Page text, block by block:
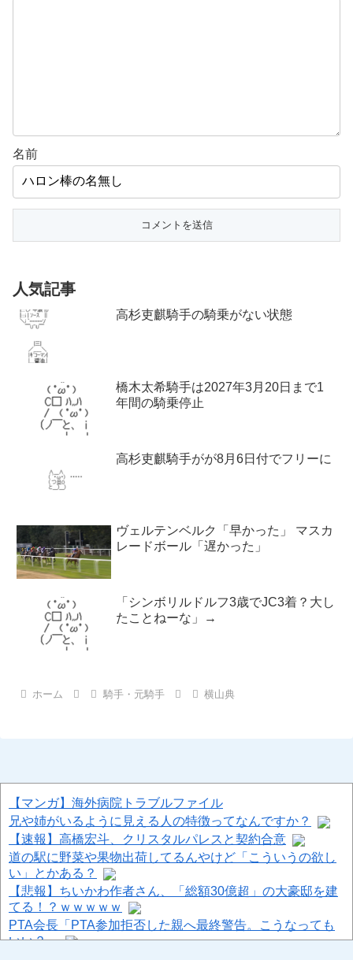
名前
人気記事
高杉吏麒騎手の騎乗がない状態
橋木太希騎手は2027年3月20日まで1
年間の騎乗停止
高杉吏麒騎手がが8月6日付でフリーに
ヴェルテンベルク「早かった」 マスカ
レードボール「遅かった」
「シンボリルドルフ3歳でJC3着？大し
たことねーな」→
ホーム 騎手・元騎手 横山典
【マンガ】海外病院トラブルファイル
兄や姉がいるように見える人の特徴ってなんですか？
【速報】高橋宏斗、クリスタルパレスと契約合意
道の駅に野菜や果物出荷してるんやけど「こういうの欲し
い」とかある？
【悲報】ちいかわ作者さん、「総額30億超」の大豪邸を建
てる！？ｗｗｗｗｗ
PTA会長「PTA参加拒否した親へ最終警告。こうなっても
いい？」